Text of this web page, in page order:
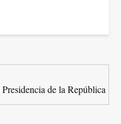
de la República